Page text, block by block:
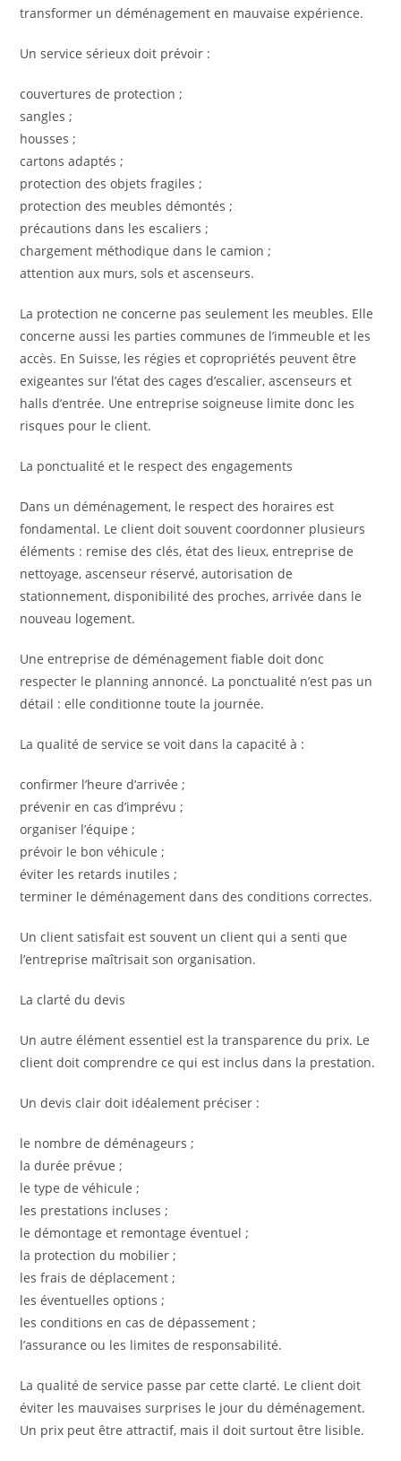
transformer un déménagement en mauvaise expérience.
Un service sérieux doit prévoir :
couvertures de protection ;
sangles ;
housses ;
cartons adaptés ;
protection des objets fragiles ;
protection des meubles démontés ;
précautions dans les escaliers ;
chargement méthodique dans le camion ;
attention aux murs, sols et ascenseurs.
La protection ne concerne pas seulement les meubles. Elle
concerne aussi les parties communes de l’immeuble et les
accès. En Suisse, les régies et copropriétés peuvent être
exigeantes sur l’état des cages d’escalier, ascenseurs et
halls d’entrée. Une entreprise soigneuse limite donc les
risques pour le client.
La ponctualité et le respect des engagements
Dans un déménagement, le respect des horaires est
fondamental. Le client doit souvent coordonner plusieurs
éléments : remise des clés, état des lieux, entreprise de
nettoyage, ascenseur réservé, autorisation de
stationnement, disponibilité des proches, arrivée dans le
nouveau logement.
Une entreprise de déménagement fiable doit donc
respecter le planning annoncé. La ponctualité n’est pas un
détail : elle conditionne toute la journée.
La qualité de service se voit dans la capacité à :
confirmer l’heure d’arrivée ;
prévenir en cas d’imprévu ;
organiser l’équipe ;
prévoir le bon véhicule ;
éviter les retards inutiles ;
terminer le déménagement dans des conditions correctes.
Un client satisfait est souvent un client qui a senti que
l’entreprise maîtrisait son organisation.
La clarté du devis
Un autre élément essentiel est la transparence du prix. Le
client doit comprendre ce qui est inclus dans la prestation.
Un devis clair doit idéalement préciser :
le nombre de déménageurs ;
la durée prévue ;
le type de véhicule ;
les prestations incluses ;
le démontage et remontage éventuel ;
la protection du mobilier ;
les frais de déplacement ;
les éventuelles options ;
les conditions en cas de dépassement ;
l’assurance ou les limites de responsabilité.
La qualité de service passe par cette clarté. Le client doit
éviter les mauvaises surprises le jour du déménagement.
Un prix peut être attractif, mais il doit surtout être lisible.